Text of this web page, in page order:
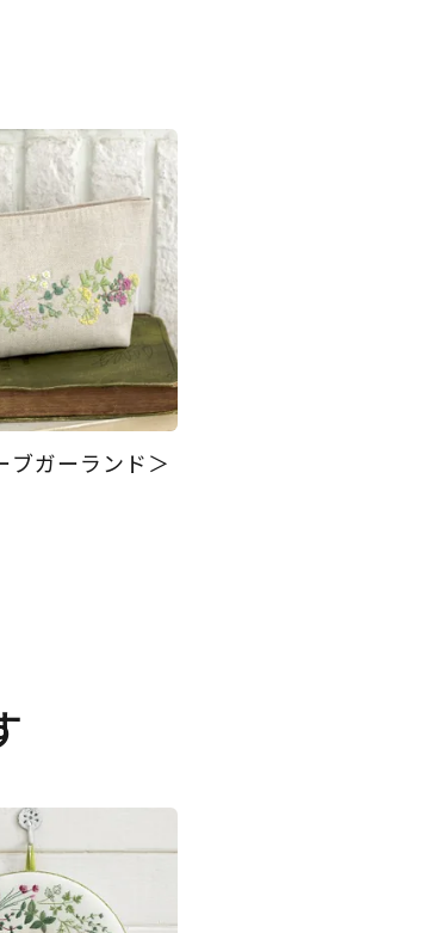
ブガーランド＞